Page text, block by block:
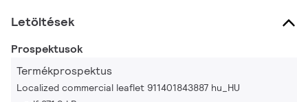
Letöltések
Prospektusok
Termékprospektus
Localized commercial leaflet 911401843887 hu_HU